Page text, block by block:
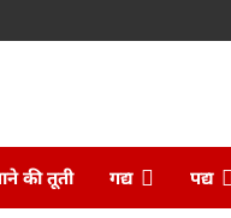
की तूती गद्य पद्य